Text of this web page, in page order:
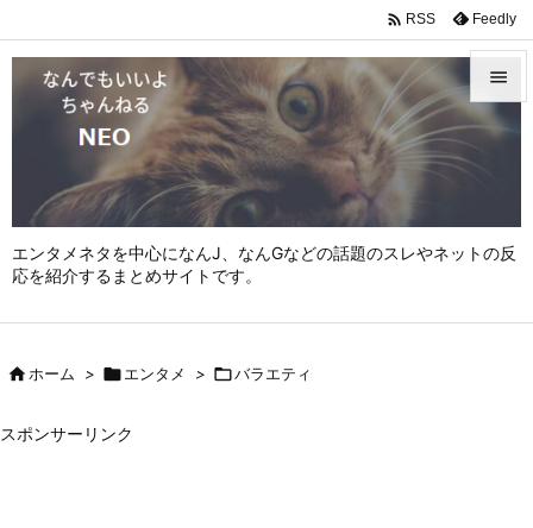
エンタメネタを中心になんJ、なんGなどの話題のスレやネットの反
応を紹介するまとめサイトです。



 RSS Feedly
ホーム > エンタメ > バラエティ
スポンサーリンク